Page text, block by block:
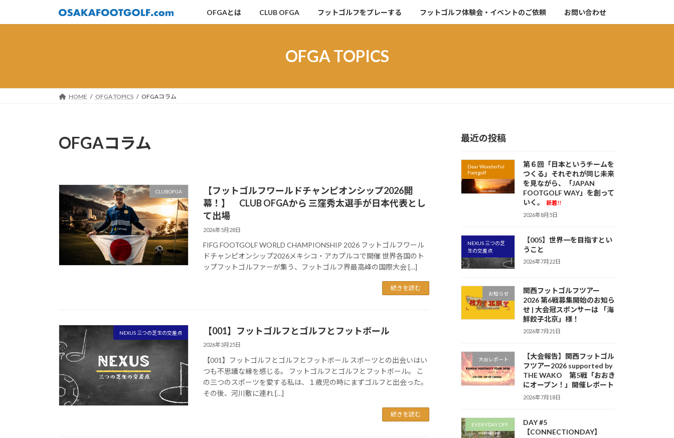
キ
に
OFGAとは CLUB OFGA フットゴルフをプレーする フットゴルフ体験会・イベントのご依頼 お問い合わせ
OFGA TOPICS
HOME OFGA TOPICS OFGAコラム
OFGAコラム
CLUBOFGA
【フットゴルフワールドチャンピオンシップ2026開
幕！】 CLUB OFGAから 三窪秀太選手が日本代表とし
て出場
2026年5月28日
FIFG FOOTGOLF WORLD CHAMPIONSHIP 2026 フットゴルフワール
ドチャンピオンシップ2026メキシコ・アカプルコで開催 世界各国のト
ップフットゴルファーが集う、フットゴルフ界最高峰の国際大会 […]
続きを読む
NEXUS 三つの芝生の交差点 【001】フットゴルフとゴルフとフットボール
2026年3月25日
【001】フットゴルフとゴルフとフットボール スポーツとの出会いはい
つも不思議な縁を感じる。 フットゴルフとゴルフとフットボール。 こ
の三つのスポーツを愛する私は、１歳児の時にまずゴルフと出会った。
その後、河川敷に連れ […]
続きを読む
最近の投稿
Dear Wonderful
Footgolf
第６回「日本というチームを
つくる」それぞれが同じ未来
を見ながら、「JAPAN
FOOTGOLF WAY」を創って
いく。
新着!!
2026年8月5日
NEXUS 三つの芝
生の交差点
【005】世界一を目指すとい
うこと
2026年7月22日
お知らせ
関西フットゴルフツアー
2026 第6戦募集開始のお知ら
せ | 大会冠スポンサーは 「海
鮮餃子北京」様！
2026年7月21日
大会レポート
【大会報告】関西フットゴル
フツアー2026 supported by
THE WAKO 第5戦「おおき
にオープン！」開催レポート
2026年7月18日
EVERYDAY OFF
DAY #5
【CONNECTIONDAY】